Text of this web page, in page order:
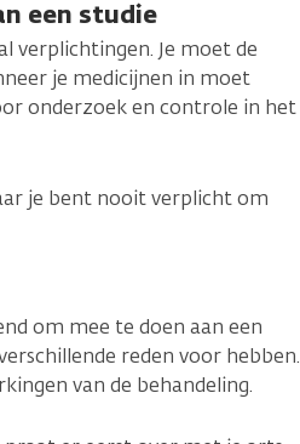
een studie
verplichtingen. Je moet de
je medicijnen in moet
onderzoek en controle in het
je bent nooit verplicht om
om mee te doen aan een
reden voor hebben.
van de behandeling.